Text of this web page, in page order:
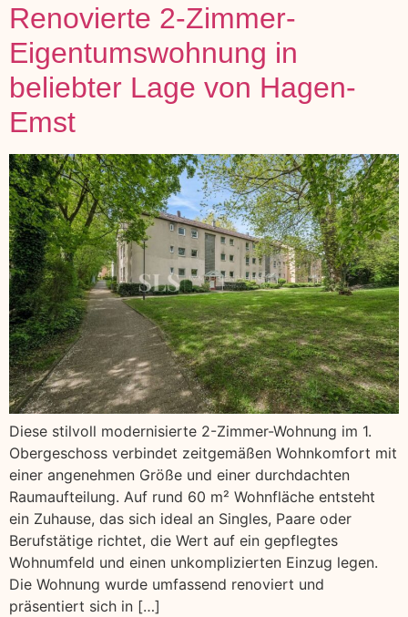
Renovierte 2-Zimmer-
Eigentumswohnung in
beliebter Lage von Hagen-
Emst
Diese stilvoll modernisierte 2-Zimmer-Wohnung im 1.
Obergeschoss verbindet zeitgemäßen Wohnkomfort mit
einer angenehmen Größe und einer durchdachten
Raumaufteilung. Auf rund 60 m² Wohnfläche entsteht
ein Zuhause, das sich ideal an Singles, Paare oder
Berufstätige richtet, die Wert auf ein gepflegtes
Wohnumfeld und einen unkomplizierten Einzug legen.
Die Wohnung wurde umfassend renoviert und
präsentiert sich in […]